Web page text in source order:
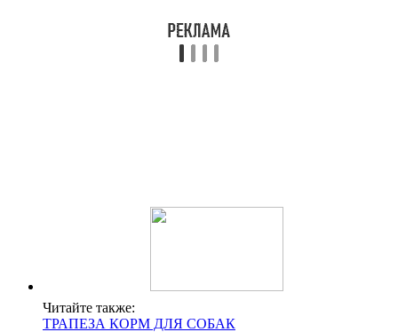
Читайте также:
ТРАПЕЗА КОРМ ДЛЯ СОБАК